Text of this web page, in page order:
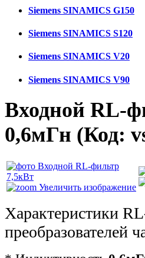
Siemens SINAMICS G150
Siemens SINAMICS S120
Siemens SINAMICS V20
Siemens SINAMICS V90
Входной RL-
0,6мГн (Код:
Увеличить изображение
Характеристики
преобразователей